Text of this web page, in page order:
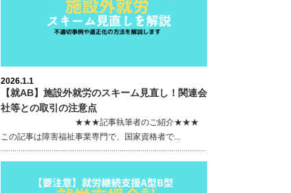
2026.1.1
【就AB】施設外就労のスキーム見直し！関連会
社等との取引の注意点
★★★記事執筆者のご紹介★★★
この記事は障害福祉事業専門で、国家資格者で...